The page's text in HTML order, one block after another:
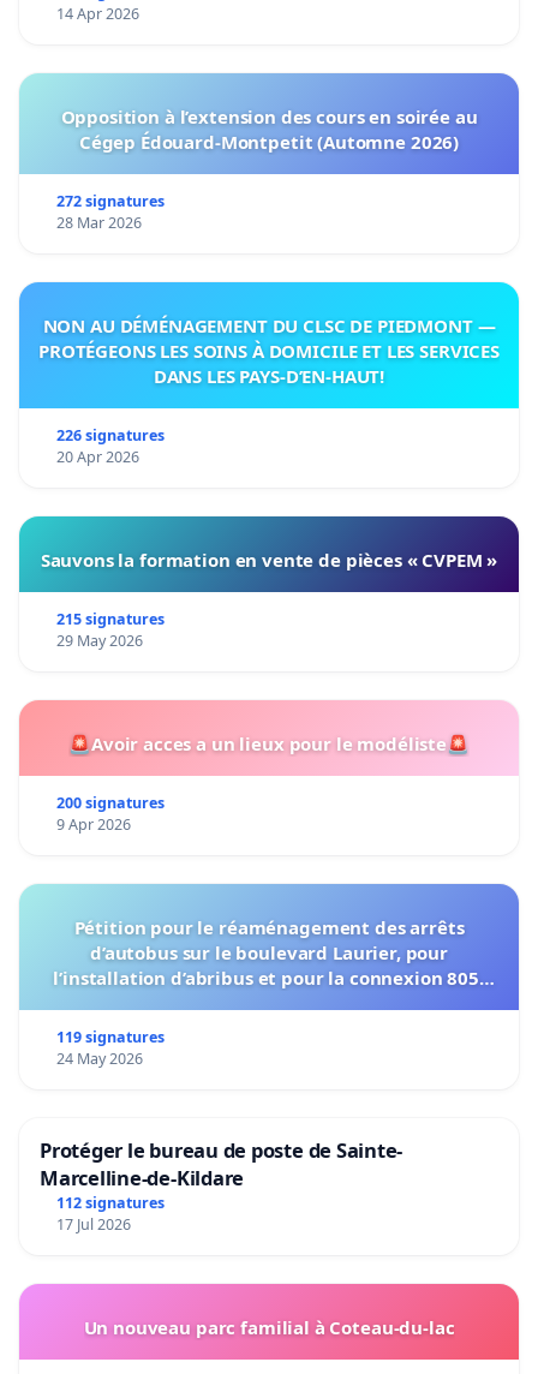
14 Apr 2026
Opposition à l’extension des cours en soirée au
Cégep Édouard-Montpetit (Automne 2026)
272 signatures
28 Mar 2026
NON AU DÉMÉNAGEMENT DU CLSC DE PIEDMONT —
PROTÉGEONS LES SOINS À DOMICILE ET LES SERVICES
DANS LES PAYS-D’EN-HAUT!
226 signatures
20 Apr 2026
Sauvons la formation en vente de pièces « CVPEM »
215 signatures
29 May 2026
🚨Avoir acces a un lieux pour le modéliste🚨
200 signatures
9 Apr 2026
Pétition pour le réaménagement des arrêts
d’autobus sur le boulevard Laurier, pour
l’installation d’abribus et pour la connexion 805-
119 signatures
24 May 2026
Protéger le bureau de poste de Sainte-
Marcelline-de-Kildare
112 signatures
17 Jul 2026
Un nouveau parc familial à Coteau-du-lac